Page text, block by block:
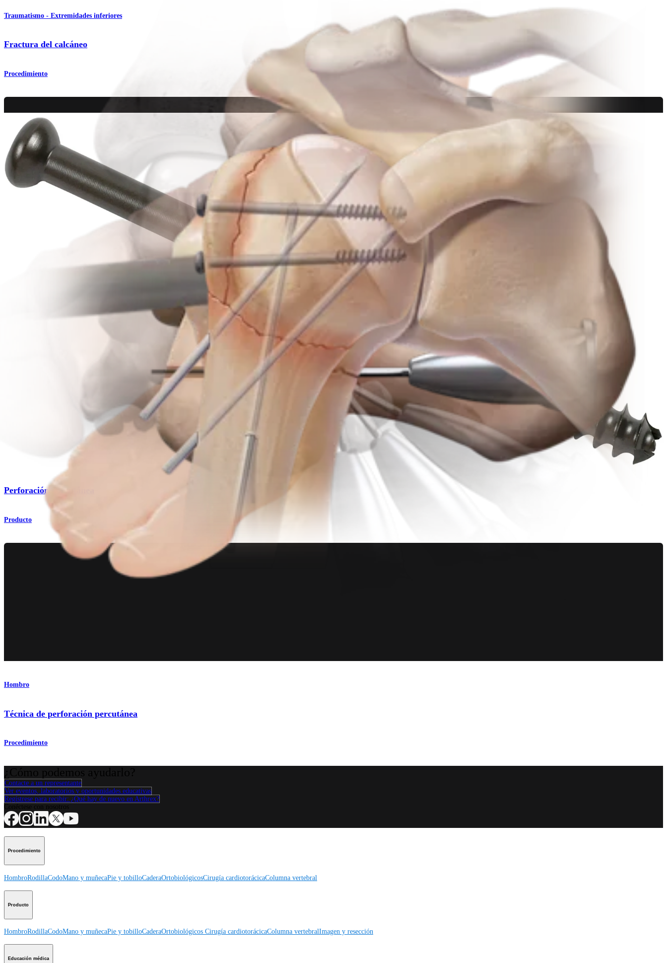
Traumatismo - Extremidades inferiores
Fractura del calcáneo
Procedimiento
Osteotomía del calcáneo para pie plano
Perforación percutánea
Producto
Hombro
Técnica de perforación percutánea
Procedimiento
Contacte a un representante
Ver eventos, laboratorios y oportunidades educativas
Regístrese para recibir: ¿Qué hay de nuevo en Arthrex?
Procedimiento
HombroRodillaCodoMano y muñecaPie y tobilloCaderaOrtobiológicosCirugía cardiotorácicaColumna vertebral
Producto
HombroRodillaCodoMano y muñecaPie y tobilloCaderaOrtobiológicos Cirugía cardiotorácicaColumna vertebralImagen y resección
Educación médica